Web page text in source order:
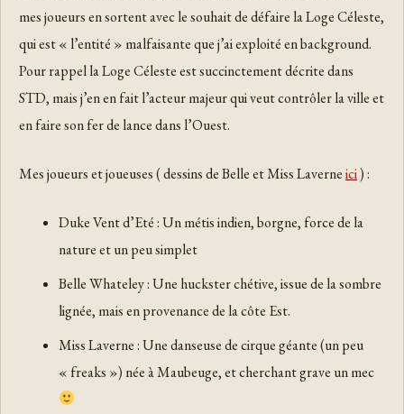
mes joueurs en sortent avec le souhait de défaire la Loge Céleste,
qui est « l’entité » malfaisante que j’ai exploité en background.
Pour rappel la Loge Céleste est succinctement décrite dans
STD, mais j’en en fait l’acteur majeur qui veut contrôler la ville et
en faire son fer de lance dans l’Ouest.
Mes joueurs et joueuses ( dessins de Belle et Miss Laverneici) :
Duke Vent d’Eté : Un métis indien, borgne, force de la
nature et un peu simplet
Belle Whateley : Une huckster chétive, issue de la sombre
lignée, mais en provenance de la côte Est.
Miss Laverne : Une danseuse de cirque géante (un peu
« freaks ») née à Maubeuge, et cherchant grave un mec